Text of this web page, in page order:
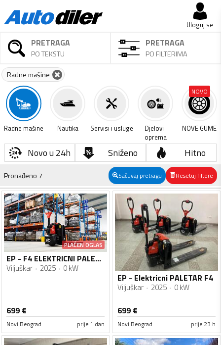
Uloguj se
PRETRAGA
PO TEKSTU
PRETRAGA
PO FILTERIMA
Radne mašine
Radne mašine Nautika Servisi i usluge
Djelovi i
oprema
NOVO
NOVE GUME
Novo u 24h Sniženo Hitno
Pronađeno 7 Sačuvaj pretragu Resetuj filtere
PLAĆEN OGLAS
EP - F4 ELEKTRICNI PALETAR
Viljuškar 2025 0 kW
699 €
Novi Beograd prije 1 dan
EP - Elektricni PALETAR F4
Viljuškar 2025 0 kW
699 €
Novi Beograd prije 23 h